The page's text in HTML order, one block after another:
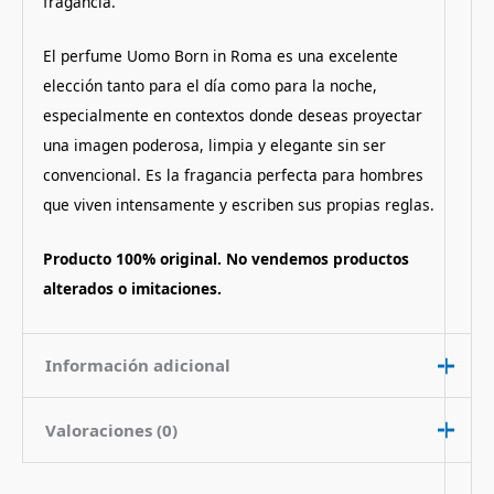
El perfume Uomo Born in Roma es una excelente
elección tanto para el día como para la noche,
especialmente en contextos donde deseas proyectar
una imagen poderosa, limpia y elegante sin ser
convencional. Es la fragancia perfecta para hombres
que viven intensamente y escriben sus propias reglas.
Producto 100% original. No vendemos productos
alterados o imitaciones.
Información adicional
Contenido
Valoraciones (0)